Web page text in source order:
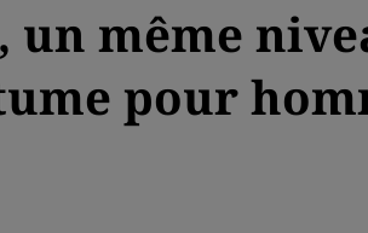
même
pour